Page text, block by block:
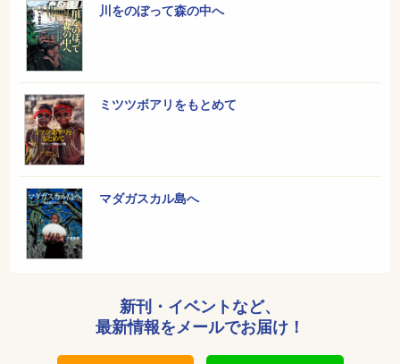
川をのぼって森の中へ
ミツツボアリをもとめて
マダガスカル島へ
新刊・イベントなど、
最新情報をメールでお届け！